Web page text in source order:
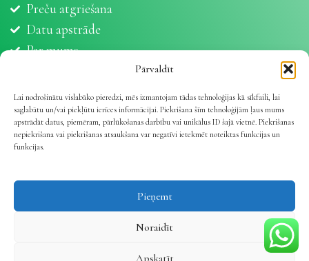
Pārvaldīt
Lai nodrošinātu vislabāko pieredzi, mēs izmantojam tādas tehnoloģijas kā sīkfaili, lai
saglabātu un/vai piekļūtu ierīces informācijai. Piekrišana šīm tehnoloģijām ļaus mums
apstrādāt datus, piemēram, pārlūkošanas darbību vai unikālus ID šajā vietnē. Piekrišanas
nepiekrišana vai piekrišanas atsaukšana var negatīvi ietekmēt noteiktas funkcijas un
funkcijas.
Pieņemt
Noraidīt
Apskatīt
Preču atgriešana
Datu apstrāde
Par mums
Sīkdatnes